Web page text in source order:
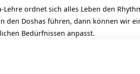
ordnet sich alles Leben den
den Doshas führen, dann können wir
Bedürfnissen anpasst.